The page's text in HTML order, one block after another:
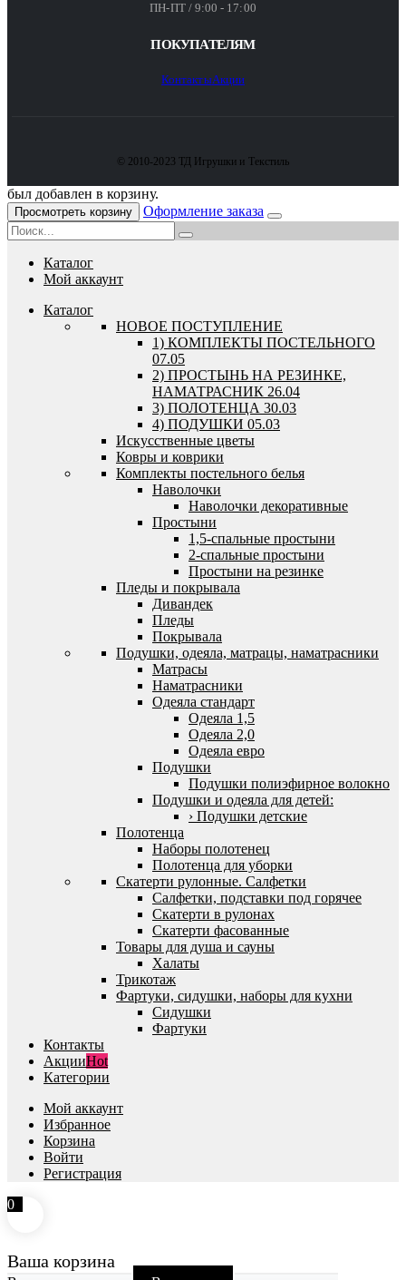
ПН-ПТ / 9:00 - 17:00
ПОКУПАТЕЛЯМ
КонтактыАкции
© 2010-2023 ТД Игрушки и Текстиль
был добавлен в корзину.
Просмотреть корзину Оформление заказа
Каталог
Мой аккаунт
Каталог
HОВОЕ ПОСТУПЛЕНИЕ
1) КОМПЛЕКТЫ ПОСТЕЛЬНОГО
07.05
2) ПРОСТЫНЬ НА РЕЗИНКЕ,
НАМАТРАСНИК 26.04
3) ПОЛОТЕНЦА 30.03
4) ПОДУШКИ 05.03
Искусственные цветы
Ковры и коврики
Комплекты постельного белья
Наволочки
Наволочки декоративные
Простыни
1,5-спальные простыни
2-спальные простыни
Простыни на резинке
Пледы и покрывала
Дивандек
Пледы
Покрывала
Подушки, одеяла, матрацы, наматрасники
Матрасы
Наматрасники
Одеяла стандарт
Одеяла 1,5
Одеяла 2,0
Одеяла евро
Подушки
Подушки полиэфирное волокно
Подушки и одеяла для детей:
› Подушки детские
Полотенца
Наборы полотенец
Полотенца для уборки
Скатерти рулонные. Салфетки
Салфетки, подставки под горячее
Скатерти в рулонах
Скатерти фасованные
Товары для душа и сауны
Халаты
Трикотаж
Фартуки, сидушки, наборы для кухни
Сидушки
Фартуки
Контакты
АкцииHot
Категории
Мой аккаунт
Избранное
Корзина
Войти
Регистрация
0
Ваша корзина